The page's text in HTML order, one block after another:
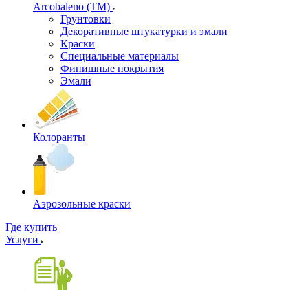
Arcobaleno (ТМ)
Грунтовки
Декоративные штукатурки и эмали
Краски
Специальные материалы
Финишные покрытия
Эмали
Колоранты
Аэрозольные краски
Где купить
Услуги